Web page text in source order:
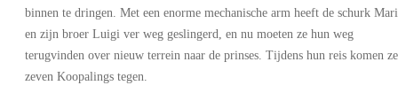
binnen te dringen. Met een enorme mechanische arm heeft de schurk
en zijn broer Luigi ver weg geslingerd, en nu moeten ze hun weg
terugvinden over nieuw terrein naar de prinses. Tijdens hun reis komen ze
zeven Koopalings tegen.